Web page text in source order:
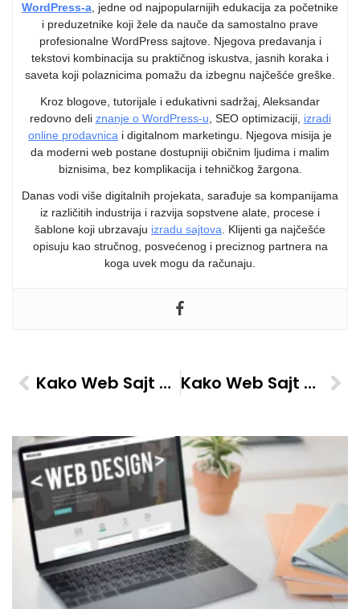
WordPress-a, jedne od najpopularnijih edukacija za početnike
i preduzetnike koji žele da nauče da samostalno prave
profesionalne WordPress sajtove. Njegova predavanja i
tekstovi kombinacija su praktičnog iskustva, jasnih koraka i
saveta koji polaznicima pomažu da izbegnu najčešće greške.
Kroz blogove, tutorijale i edukativni sadržaj, Aleksandar
redovno deli znanje o WordPress-u, SEO optimizaciji, izradi
online prodavnica i digitalnom marketingu. Njegova misija je
da moderni web postane dostupniji običnim ljudima i malim
biznisima, bez komplikacija i tehničkog žargona.
Danas vodi više digitalnih projekata, sarađuje sa kompanijama
iz različitih industrija i razvija sopstvene alate, procese i
šablone koji ubrzavaju izradu sajtova. Klijenti ga najčešće
opisuju kao stručnog, posvećenog i preciznog partnera na
koga uvek mogu da računaju.
Kako Web Sajt Pomaže Da Poboljšate Korisničko Iskustvo Kako Web Sajt Pomaže U Automatizaciji Procesa Zakazivanja